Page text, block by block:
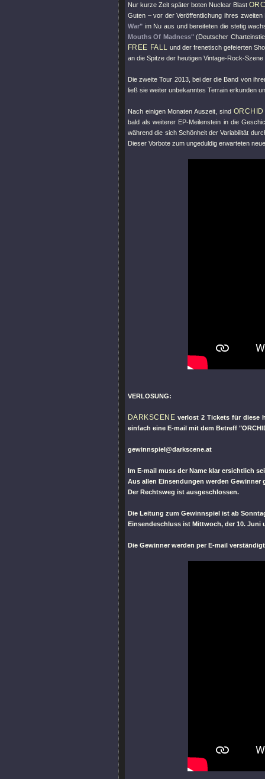
Nur kurze Zeit später boten Nuclear Blast
Guten – vor der Veröffentlichung ihres
War" im Nu aus und bereiteten die stetig
Mouths Of Madness"(Deutscher
FREE FALL und der frenetisch gefeierten
an die Spitze der heutigen Vintage-Rock-Szene
Die zweite Tour 2013, bei der die Band von
ließ sie weiter unbekanntes Terrain erkunden
Nach einigen Monaten Auszeit, sind ORCHID
bald als weiterer EP-Meilenstein in die
während die sich Schönheit der Variabilität
Dieser Vorbote zum ungeduldig erwarteten
VERLOSUNG:
DARKSCENE verlost 2 Tickets für diese
einfach eine E-mail mit dem Betreff
gewinnspiel@darkscene.at
Im E-mail muss der Name klar ersichtlich
Aus allen Einsendungen werden Gewinner
Der Rechtsweg ist ausgeschlossen.
Die Leitung zum Gewinnspiel ist ab
Einsendeschluss ist Mittwoch, der 10. Juni
Die Gewinner werden per E-mail